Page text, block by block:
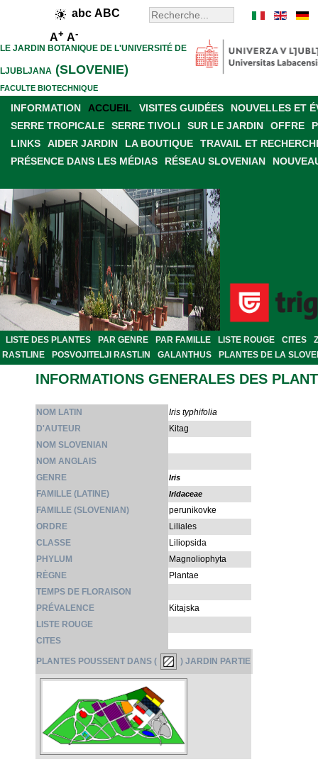
abc ABC
A+ A-
LE JARDIN BOTANIQUE DE L'UNIVERSITÉ DE
LJUBLJANA (SLOVENIE)
FACULTE BIOTECHNIQUE
INFORMATION ACCUEIL VISITES GUIDÉES
NOUVELLES ET
SERRE TROPICALE
SERRE TIVOLI SUR LE JARDIN OFFRE
LINKS
AIDER JARDIN LA BOUTIQUE
TRAVAIL ET
PRÉSENCE DANS LES MÉDIAS
RÉSEAU SLOVENIAN
LISTE DES PLANTES PAR GENRE PAR FAMILLE LISTE ROUGE CITES
RASTLINE
POSVOJITELJI RASTLIN GALANTHUS PLANTES DE LA
INFORMATIONS GENERALES DES
NOM LATIN
Iris typhifolia
D'AUTEUR
Kitag
NOM SLOVENIAN
NOM ANGLAIS
GENRE
Iris
FAMILLE (LATINE) Iridaceae
FAMILLE (SLOVENIAN)
perunikovke
ORDRE
Liliales
CLASSE
Liliopsida
PHYLUM
Magnoliophyta
RÈGNE
Plantae
TEMPS DE FLORAISON
PRÉVALENCE
Kitajska
LISTE ROUGE
CITES
PLANTES POUSSENT DANS ( ) JARDIN PARTIE